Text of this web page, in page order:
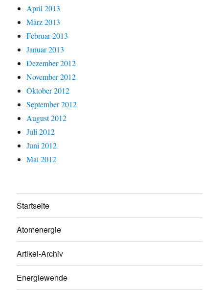
April 2013
März 2013
Februar 2013
Januar 2013
Dezember 2012
November 2012
Oktober 2012
September 2012
August 2012
Juli 2012
Juni 2012
Mai 2012
Startseite
Atomenergie
Artikel-Archiv
Energiewende